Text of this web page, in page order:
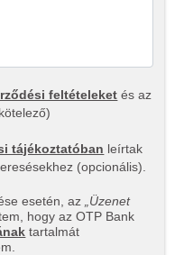
feltételeket és az
tájékoztatóban leírtak
(opcionális).
esetén, az
„Üzenet
hogy az OTP Bank
tartalmát